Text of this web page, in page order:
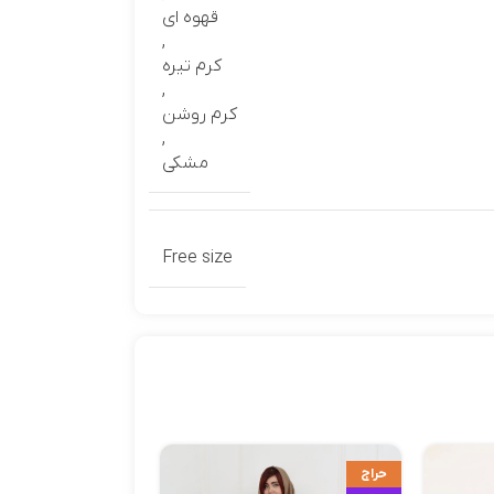
قهوه ای
,
کرم تیره
,
کرم روشن
,
مشکی
Free size
حراج